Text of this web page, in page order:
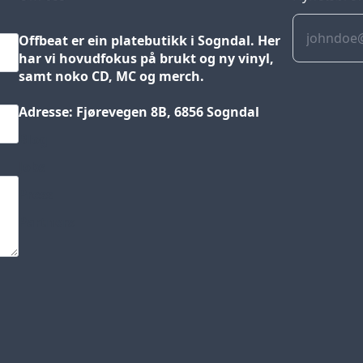
Offbeat er ein platebutikk i Sogndal. Her
har vi hovudfokus på brukt og ny vinyl,
samt noko CD, MC og merch.
Adresse: Fjørevegen 8B, 6856 Sogndal
Blog